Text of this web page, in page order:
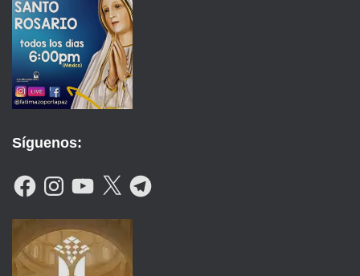
Síguenos:
F
A
B
K
N
A
G
R
M
Y
O
U
B
E
X
T
E
G